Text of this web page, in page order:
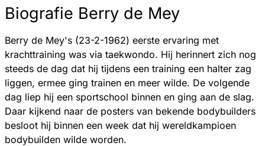
Biografie Berry de Mey
Berry de Mey's (23-2-1962) eerste ervaring met
krachttraining was via taekwondo. Hij herinnert zich nog
steeds de dag dat hij tijdens een training een halter zag
liggen, ermee ging trainen en meer wilde. De volgende
dag liep hij een sportschool binnen en ging aan de slag.
Daar kijkend naar de posters van bekende bodybuilders
besloot hij binnen een week dat hij wereldkampioen
bodybuilden wilde worden.